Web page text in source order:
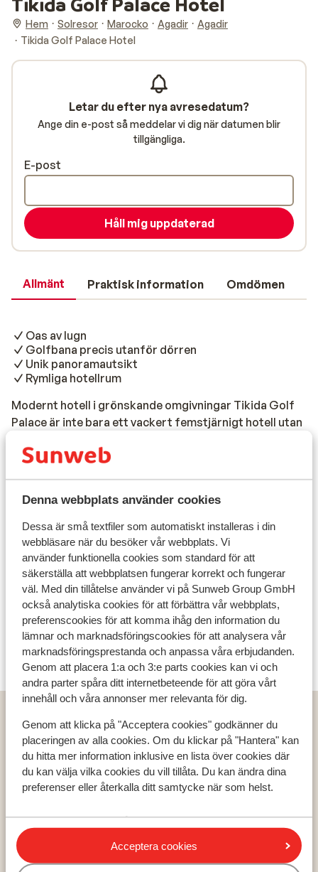
Denna webbplats använder cookies
Dessa är små textfiler som automatiskt installeras i din
webbläsare när du besöker vår webbplats. Vi
använder funktionella cookies som standard för att
säkerställa att webbplatsen fungerar korrekt och fungerar
väl. Med din tillåtelse använder vi på Sunweb Group GmbH
också analytiska cookies för att förbättra vår webbplats,
preferenscookies för att komma ihåg den information du
lämnar och marknadsföringscookies för att analysera vår
marknadsföringsprestanda och anpassa våra erbjudanden.
Genom att placera 1:a och 3:e parts cookies kan vi och
andra parter spåra ditt internetbeteende för att göra vårt
innehåll och våra annonser mer relevanta för dig.
Genom att klicka på "Acceptera cookies" godkänner du
placeringen av alla cookies. Om du klickar på "Hantera" kan
du hitta mer information inklusive en lista över cookies där
du kan välja vilka cookies du vill tillåta. Du kan ändra dina
preferenser eller återkalla ditt samtycke när som helst.
Acceptera cookies
Hem Solresor Marocko Agadir
Agadir
Tikida Golf Palace Hotel
Allmänt Praktisk information Omdömen
Oas av lugn
Golfbana precis utanför dörren
Unik panoramautsikt
Rymliga hotellrum
Modernt hotell i grönskande omgivningar Tikida Golf
Palace är inte bara ett vackert femstjärnigt hotell utan
vackert landskap, omgivet av en eukalyptusskog. Med
över Golf du Soleil. Strand & pool När det gäller
faciliteter kommer du inte att sakna något. Koppla av i
det lyxiga spaet, njut av en skön massage eller
tillbringa dagen i poolen. För de mer aktiva är fitness-
och golfbanan ett paradis. Oavsett om du vill utveckla
dina golfkunskaper eller vill slå ett slag, är golfklubben
öppen för alla. Den privata sandstranden ligger ca 9100
meter ifrån ditt boende. Mat & dryck Efter en dag med
aktivitet kan du njuta av utsökta rätter i hotellets
restaurang eller koppla av med en god drink i baren.
Omgivningarna Agadir är en modern stad med franska
influenser och en fantastisk sandstrand. Cornichen,
från marinan och fem kilometer söderut är kantad av
restauranger. Bakom stranden ligger det mer genuina
Agadir med Talborjt kvarteren, där du äter läcker
marockansk mat till bra priser. Besök även
affärskvarteren med marknaden Souk el Had.
Läs mer
Måltider
Flygresan
Vad våra gäster tycker
Tyvärr finns det för närvarande inga omdömen
för detta boende.
Letar du efter nya avresedatum?
Ange din e-post så meddelar vi dig när datumen blir
tillgängliga.
E-post
Håll mig uppdaterad
Tikida Golf Palace Hotel
Grekland
Turkiet
Spanien